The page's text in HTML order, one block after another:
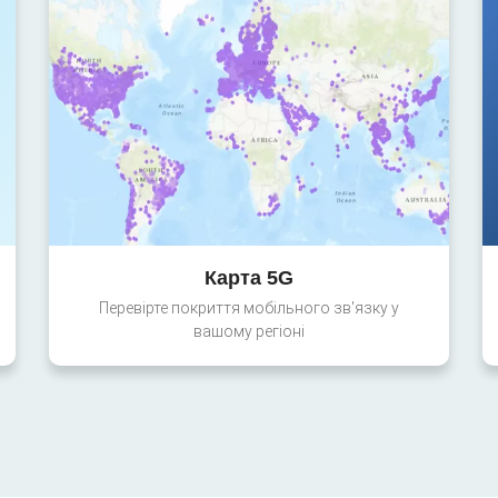
Карта 5G
Перевірте покриття мобільного зв'язку у
вашому регіоні